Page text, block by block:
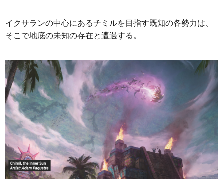
イクサランの中心にあるチミルを目指す既知の各勢力は、
そこで地底の未知の存在と遭遇する。